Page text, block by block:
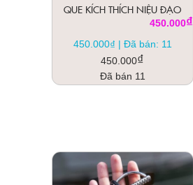
QUE KÍCH THÍCH NIỆU ĐẠO
450.000₫
450.000₫
Đã bán: 11
450.000₫
Đã bán 11